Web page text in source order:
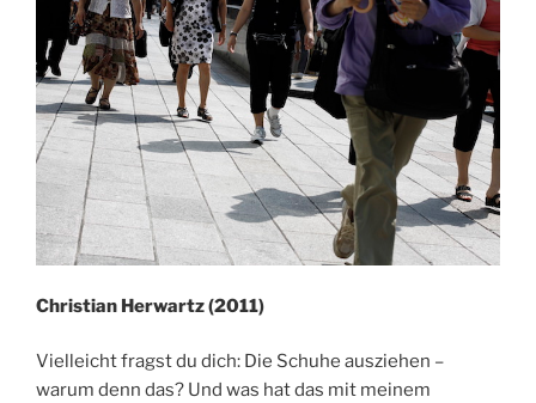
Christian Herwartz (2011)
Vielleicht fragst du dich: Die Schuhe ausziehen –
warum denn das? Und was hat das mit meinem